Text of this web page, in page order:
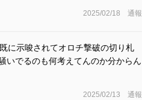
2025/02/18 通報
に示唆されてオロチ撃破の切り札
いでるのも何考えてんのか分からん
2025/02/13 通報